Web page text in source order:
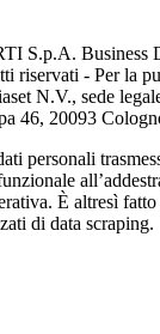
S.p.A. Business
riservati - Per la
N.V., sede
46, 20093
personali
È altresì
di data scraping.